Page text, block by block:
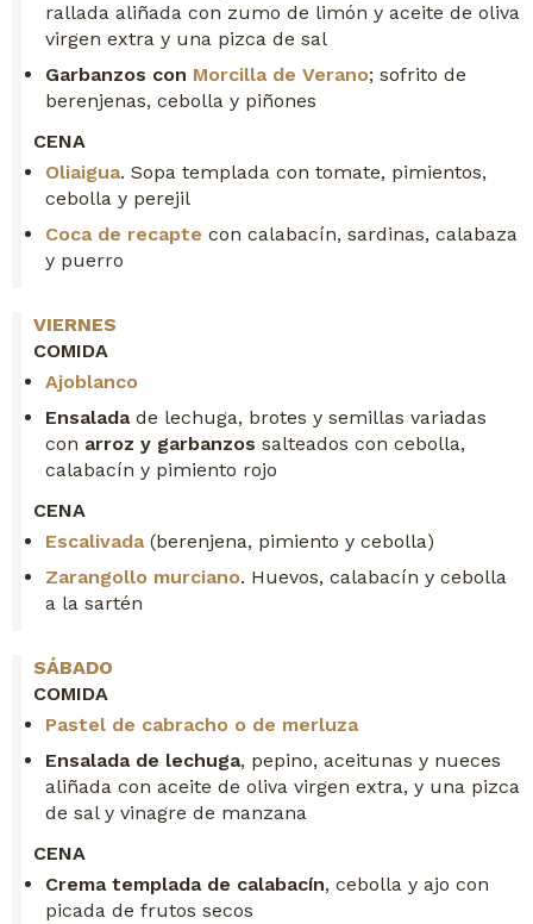
rallada aliñada con zumo de limón y aceite de oliva
virgen extra y una pizca de sal
Garbanzos con Morcilla de Verano; sofrito de
berenjenas, cebolla y piñones
CENA
Oliaigua. Sopa templada con tomate, pimientos,
cebolla y perejil
Coca de recapte con calabacín, sardinas, calabaza
y puerro
VIERNES
COMIDA
Ajoblanco
Ensaladade lechuga, brotes y semillas variadas
con arroz y garbanzos salteados con cebolla,
calabacín y pimiento rojo
CENA
Escalivada(berenjena, pimiento y cebolla)
Zarangollo murciano. Huevos, calabacín y cebolla
a la sartén
SÁBADO
COMIDA
Pastel de cabracho o de merluza
Ensalada de lechuga, pepino, aceitunas y nueces
aliñada con aceite de oliva virgen extra, y una pizca
de sal y vinagre de manzana
CENA
Crema templada de calabacín, cebolla y ajo con
picada de frutos secos